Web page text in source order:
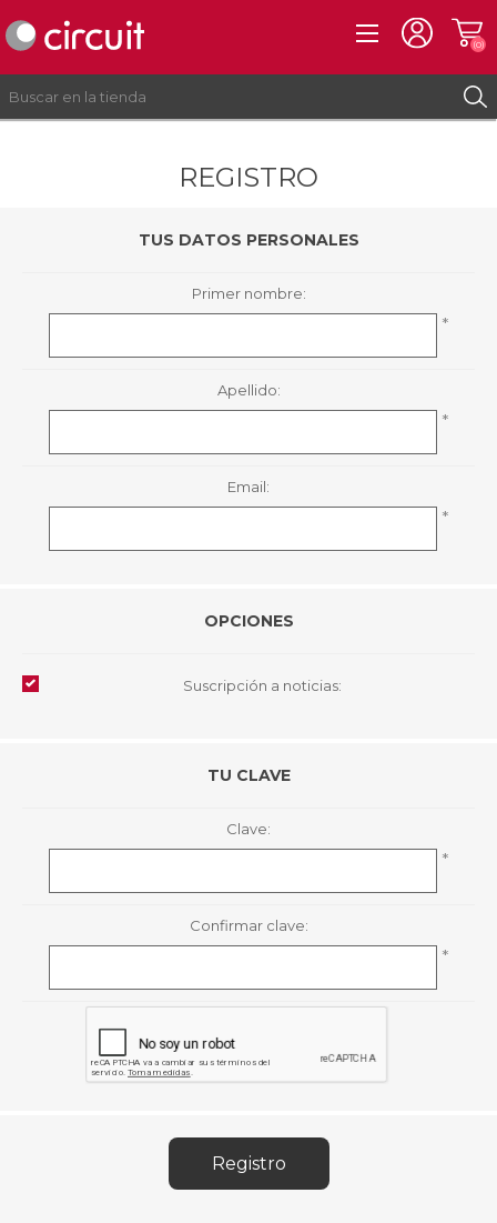
(0)
REGISTRO
TUS DATOS PERSONALES
Primer nombre:
*
Apellido:
*
Email:
*
OPCIONES
Suscripción a noticias:
TU CLAVE
Clave:
*
Confirmar clave:
*